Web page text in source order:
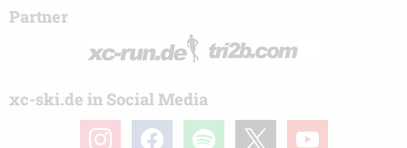
Partner
xc-ski.de in Social Media
instagramfacebook spotify youtube